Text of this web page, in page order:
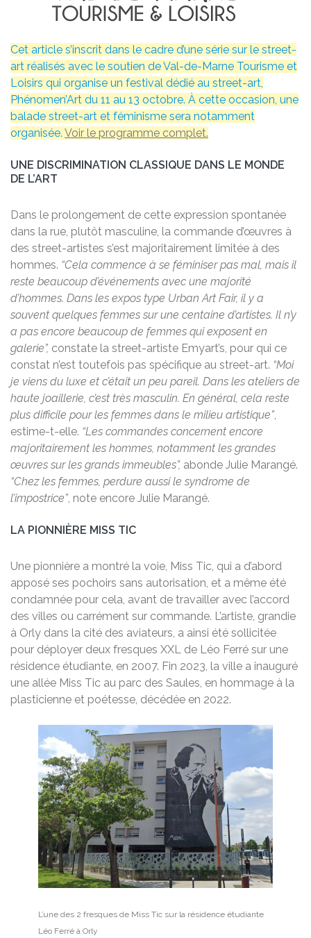
Cet article s’inscrit dans le cadre d’une série sur le street-
art réalisés avec le soutien de Val-de-Marne Tourisme et
Loisirs qui organise un festival dédié au street-art,
Phénomen’Art du 11 au 13 octobre. À cette occasion, une
balade street-art et féminisme sera notamment
organisée. Voir le programme complet.
UNE DISCRIMINATION CLASSIQUE DANS LE MONDE
DE L’ART
Dans le prolongement de cette expression spontanée
dans la rue, plutôt masculine, la commande d’œuvres à
des street-artistes s’est majoritairement limitée à des
hommes. “Cela commence à se féminiser pas mal, mais il
reste beaucoup d’événements avec une majorité
d’hommes. Dans les expos type Urban Art Fair, il y a
souvent quelques femmes sur une centaine d’artistes. Il n’y
a pas encore beaucoup de femmes qui exposent en
galerie”, constate la street-artiste Emyart’s, pour qui ce
constat n’est toutefois pas spécifique au street-art. “Moi
je viens du luxe et c’était un peu pareil. Dans les ateliers de
haute joaillerie, c’est très masculin. En général, cela reste
plus difficile pour les femmes dans le milieu artistique”,
estime-t-elle. “Les commandes concernent encore
majoritairement les hommes, notamment les grandes
œuvres sur les grands immeubles”, abonde Julie Marangé.
“Chez les femmes, perdure aussi le syndrome de
l’impostrice”, note encore Julie Marangé.
LA PIONNIÈRE MISS TIC
Une pionnière a montré la voie, Miss Tic, qui a d’abord
apposé ses pochoirs sans autorisation, et a même été
condamnée pour cela, avant de travailler avec l’accord
des villes ou carrément sur commande. L’artiste, grandie
à Orly dans la cité des aviateurs, a ainsi été sollicitée
pour déployer deux fresques XXL de Léo Ferré sur une
résidence étudiante, en 2007. Fin 2023, la ville a inauguré
une allée Miss Tic au parc des Saules, en hommage à la
plasticienne et poétesse, décédée en 2022.
L’une des 2 fresques de Miss Tic sur la résidence étudiante
Léo Ferré à Orly